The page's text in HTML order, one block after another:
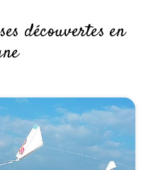
découvertes en